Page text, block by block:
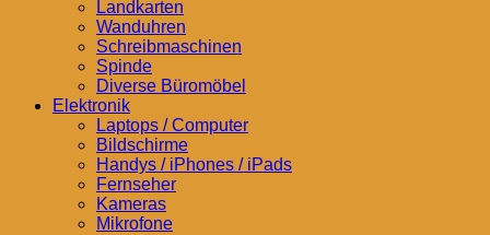
Landkarten
Wanduhren
Schreibmaschinen
Spinde
Diverse Büromöbel
Elektronik
Laptops / Computer
Bildschirme
Handys / iPhones / iPads
Fernseher
Kameras
Mikrofone